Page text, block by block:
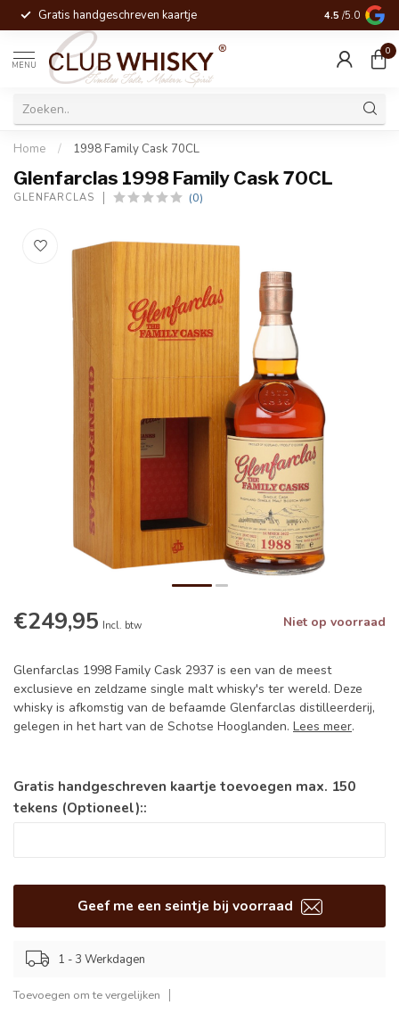
Gratis handgeschreven kaartje Voor 16:00
4.5 /5.0
MENU
0
Home / 1998 Family Cask 70CL
Glenfarclas 1998 Family Cask 70CL
GLENFARCLAS (0)
€249,95 Incl. btw Niet op voorraad
Glenfarclas 1998 Family Cask 2937 is een van de meest
exclusieve en zeldzame single malt whisky's ter wereld. Deze
whisky is afkomstig van de befaamde Glenfarclas distilleerderij,
gelegen in het hart van de Schotse Hooglanden. Lees meer.
Gratis handgeschreven kaartje toevoegen max. 150
tekens (Optioneel)::
Geef me een seintje bij voorraad
1 - 3 Werkdagen
Toevoegen om te vergelijken